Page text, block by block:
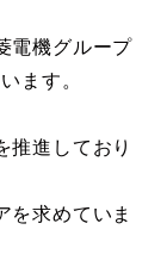
電機グループ
ます。
推進しており
を求めていま